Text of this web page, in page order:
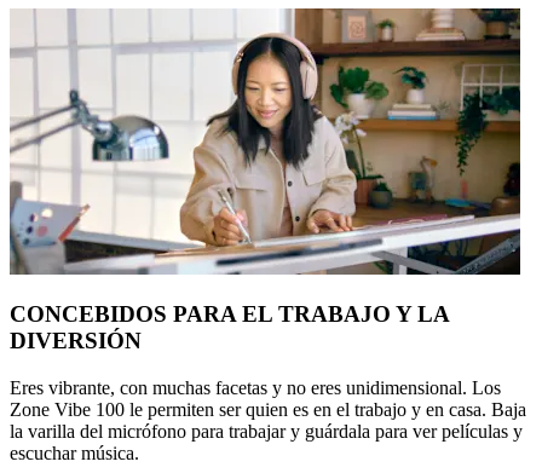
CONCEBIDOS PARA EL TRABAJO Y LA
DIVERSIÓN
Eres vibrante, con muchas facetas y no eres unidimensional. Los
Zone Vibe 100 le permiten ser quien es en el trabajo y en casa. Baja
la varilla del micrófono para trabajar y guárdala para ver películas y
escuchar música.